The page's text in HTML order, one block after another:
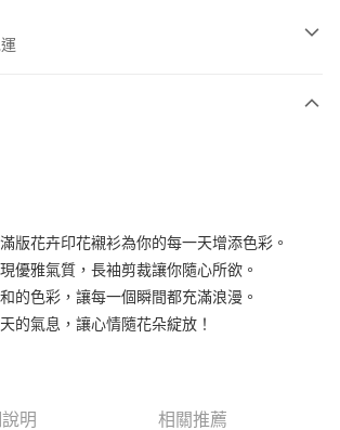
版花卉印花襯衫為你的每一天增添色彩。
優雅氣質，長袖剪裁讓你隨心所欲。
的色彩，讓每一個瞬間都充滿浪漫。
的氣息，讓心情隨花朵綻放！
明 相關推薦